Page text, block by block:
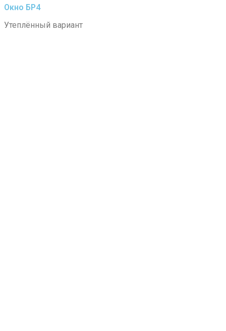
Окно БР4
Утеплённый вариант